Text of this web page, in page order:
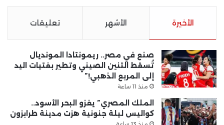
الأخيرة الأشهر تعليقات
صنع في مصر.. ريمونتادا المونديال
تُسقط التنين الصيني وتطير بفتيات اليد
إلى المربع الذهبي!”
منذ 11 ساعة
الملك المصري” يغزو البحر الأسود..
كواليس ليلة جنونية هزت مدينة طرابزون